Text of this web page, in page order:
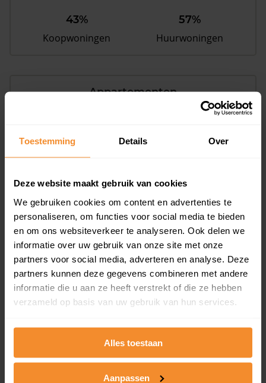
Toestemming Details Over
Deze website maakt gebruik van cookies
We gebruiken cookies om content en advertenties te
personaliseren, om functies voor social media te bieden
en om ons websiteverkeer te analyseren. Ook delen we
informatie over uw gebruik van onze site met onze
partners voor social media, adverteren en analyse. Deze
partners kunnen deze gegevens combineren met andere
informatie die u aan ze heeft verstrekt of die ze hebben
verzameld op basis van uw gebruik van hun services.
Alles toestaan
Aanpassen
43%
Koopwoningen
57%
Huurwoningen
Appartementen
aandeel van totale woningen
Bouwjaar
T/m 1945
18%